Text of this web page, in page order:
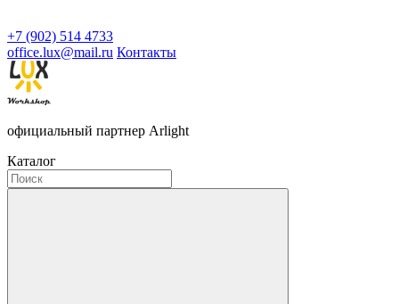
+7 (902) 514 4733
office.lux@mail.ru Контакты
официальный партнер Arlight
Каталог